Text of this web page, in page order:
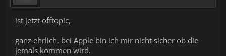
ist jetzt offtopic,
ganz ehrlich, bei Apple bin ich mir nicht sicher ob die
jemals kommen wird.